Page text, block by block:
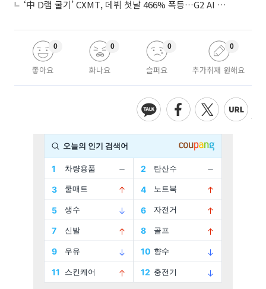
‘中 D램 굴기’ CXMT, 데뷔 첫날 466% 폭등…G2 AI 패권 ‘쩐의 전쟁’
좋아요
0
화나요
0
슬퍼요
0
추가취재 원해요
0